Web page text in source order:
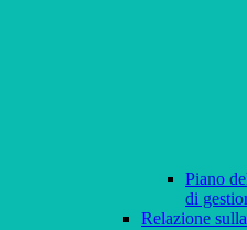
Piano
di
Relazione